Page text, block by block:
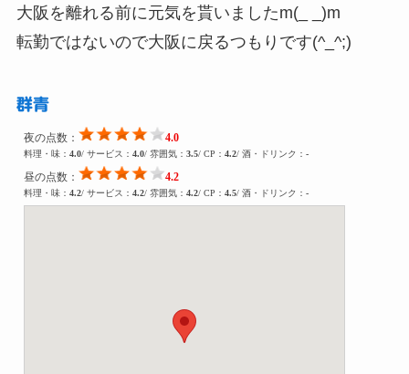
大阪を離れる前に元気を貰いましたm(_ _)m
転勤ではないので大阪に戻るつもりです(^_^;)
群青